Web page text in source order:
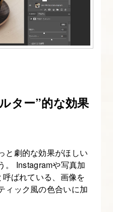
ター”的な効果
と劇的な効果がほしい
。 Instagramや写真加
呼ばれている、画像を
ィック風の色合いに加